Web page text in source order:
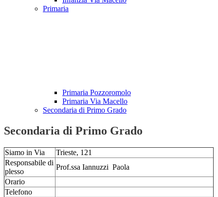
Primaria
Primaria Pozzoromolo
Primaria Via Macello
Secondaria di Primo Grado
Secondaria di Primo Grado
Siamo in Via
Trieste, 121
Responsabile di
plesso
Prof.ssa Iannuzzi Paola
Orario
Telefono